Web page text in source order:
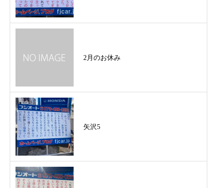
2月のお休み
矢沢5